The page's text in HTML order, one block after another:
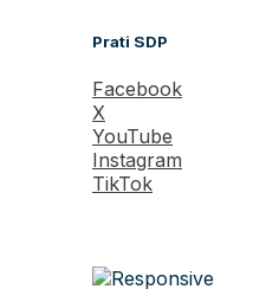
Prati SDP
Facebook
X
YouTube
Instagram
TikTok